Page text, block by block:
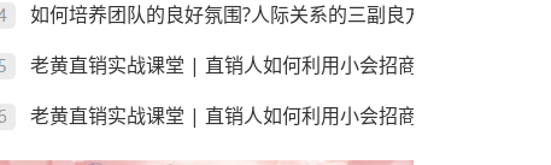
如何培养团队的良好氛围?人际关系的三副良方和三副毒药！
老黄直销实战课堂 | 直销人如何利用小会招商和销售？第三
老黄直销实战课堂 | 直销人如何利用小会招商和销售？第二